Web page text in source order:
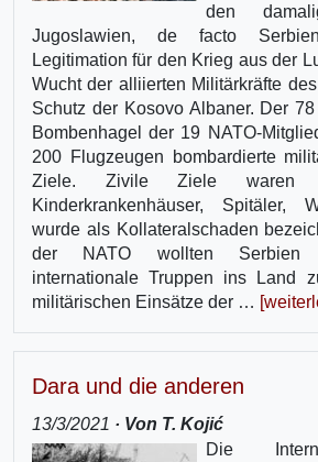
den
Jugoslawien, de facto
Legitimation für den Krieg aus der
Wucht der alliierten Militärkräfte
Schutz der Kosovo Albaner. Der
Bombenhagel der 19 NATO-
200 Flugzeugen bombardierte
Ziele. Zivile Ziele waren
Kinderkrankenhäuser, Spitäler,
wurde als Kollateralschaden
der NATO wollten Serbien
internationale Truppen ins Land
militärischen Einsätze der …
Dara und die anderen
13/3/2021 · Von T. Kojić
Die